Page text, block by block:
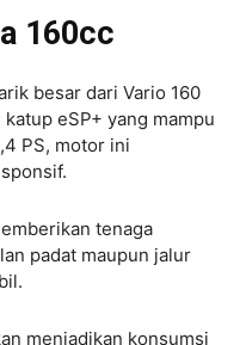
160cc
besar dari Vario 160
eSP+ yang mampu
PS, motor ini
tenaga
padat maupun jalur
menjadikan konsumsi